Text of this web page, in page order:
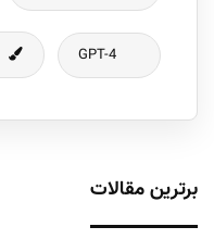
GPT-4
برترین مقالات